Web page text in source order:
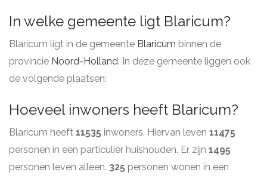
In welke gemeente ligt Blaricum?
Blaricum ligt in de gemeente Blaricum binnen de
provincie Noord-Holland. In deze gemeente liggen ook
de volgende plaatsen:
Hoeveel inwoners heeft Blaricum?
Blaricum heeft 11535 inwoners. Hiervan leven 11475
personen in een particulier huishouden. Er zijn 1495
personen leven alleen. 325 personen wonen in een